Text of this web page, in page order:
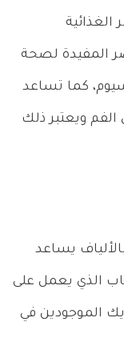
المفيدة لصحة
كما تساعد
الفم ويعتبر ذلك
يساعد
الذي يعمل على
الموجودين في